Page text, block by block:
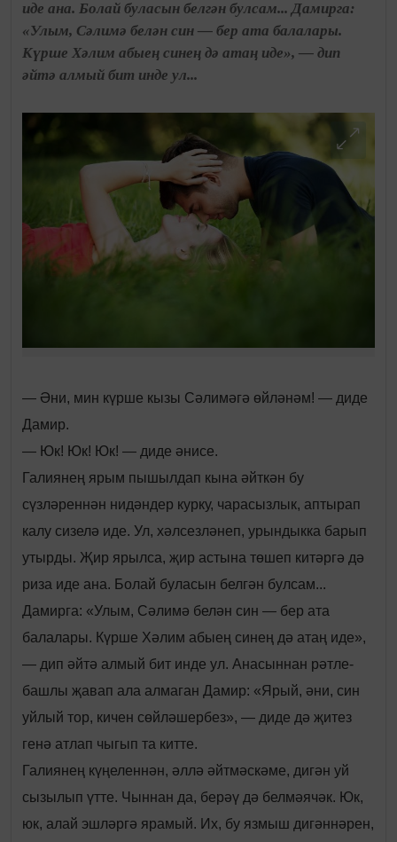
иде ана. Болай буласын белгән булсам... Дамирга:
«Улым, Сәлимә белән син — бер ата балалары.
Күрше Хәлим абыең синең дә атаң иде», — дип
әйтә алмый бит инде ул...
— Әни, мин күрше кызы Сәлимәгә өйләнәм! — диде
Дамир.
— Юк! Юк! Юк! — диде әнисе.
Галиянең ярым пышылдап кына әйткән бу
сүзләреннән нидәндер курку, чарасызлык, аптырап
калу сизелә иде. Ул, хәлсезләнеп, урындыкка барып
утырды. Җир ярылса, җир астына төшеп китәргә дә
риза иде ана. Болай буласын белгән булсам...
Дамирга: «Улым, Сәлимә белән син — бер ата
балалары. Күрше Хәлим абыең синең дә атаң иде»,
— дип әйтә алмый бит инде ул. Анасыннан рәтле-
башлы җавап ала алмаган Дамир: «Ярый, әни, син
уйлый тор, кичен сөйләшербез», — диде дә җитез
генә атлап чыгып та китте.
Галиянең күңеленнән, әллә әйтмәскәме, дигән уй
сызылып үтте. Чыннан да, берәү дә белмәячәк. Юк,
юк, алай эшләргә ярамый. Их, бу язмыш дигәннәрен,